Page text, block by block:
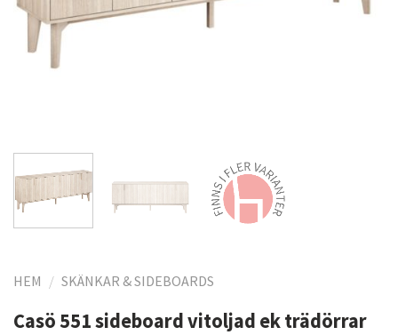
HEM / SKÄNKAR & SIDEBOARDS
Casö 551 sideboard vitoljad ek trädörrar